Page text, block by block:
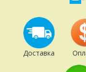
Доставка